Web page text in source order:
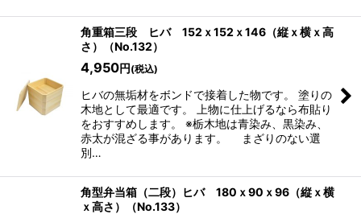
角重箱三段 ヒバ 152ｘ152ｘ146（縦ｘ横ｘ高
さ）（No.132）
4,950円(税込)
ヒバの無垢材をボンドで接着した物です。 塗りの
木地として最適です。 上物に仕上げるなら布貼り
をおすすめします。 ※栃木地は青染み、黒染み、
赤太が混ざる事があります。 まざりのない選
別…
角型弁当箱（二段）ヒバ 180ｘ90ｘ96（縦ｘ横
ｘ高さ）（No.133）